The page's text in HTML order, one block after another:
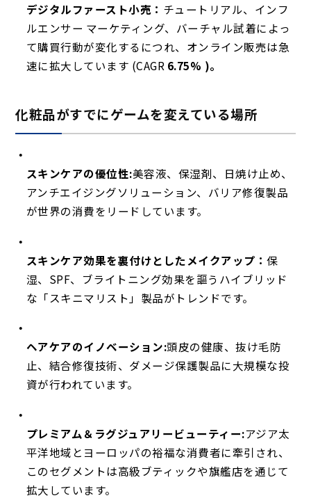
デジタルファースト小売： チュートリアル、インフ
ルエンサー マーケティング、バーチャル試着によっ
て購買行動が変化するにつれ、オンライン販売は急
速に拡大しています (CAGR 6.75% )。
化粧品がすでにゲームを変えている場所
スキンケアの優位性:美容液、保湿剤、日焼け止め、
アンチエイジングソリューション、バリア修復製品
が世界の消費をリードしています。
スキンケア効果を裏付けとしたメイクアップ：保
湿、SPF、ブライトニング効果を謳うハイブリッド
な「スキニマリスト」製品がトレンドです。
ヘアケアのイノベーション:頭皮の健康、抜け毛防
止、結合修復技術、ダメージ保護製品に大規模な投
資が行われています。
プレミアム＆ラグジュアリービューティー:アジア太
平洋地域とヨーロッパの裕福な消費者に牽引され、
このセグメントは高級ブティックや旗艦店を通じて
拡大しています。